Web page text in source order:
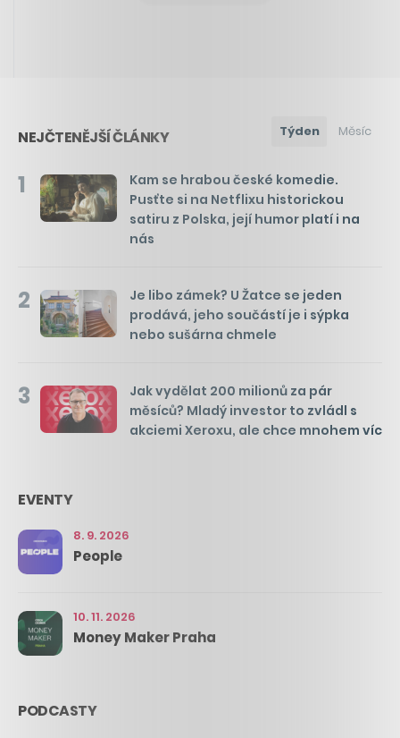
NEJČTENĚJŠÍ ČLÁNKY Týden Měsíc
1
Kam se hrabou české komedie.
Pusťte si na Netflixu historickou
satiru z Polska, její humor platí i na
nás
2
Je libo zámek? U Žatce se jeden
prodává, jeho součástí je i sýpka
nebo sušárna chmele
3
Jak vydělat 200 milionů za pár
měsíců? Mladý investor to zvládl s
akciemi Xeroxu, ale chce mnohem víc
EVENTY
8. 9. 2026
People
10. 11. 2026
Money Maker Praha
PODCASTY